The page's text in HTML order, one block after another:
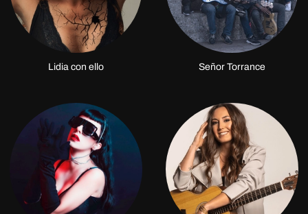
Lidia con ello Señor Torrance